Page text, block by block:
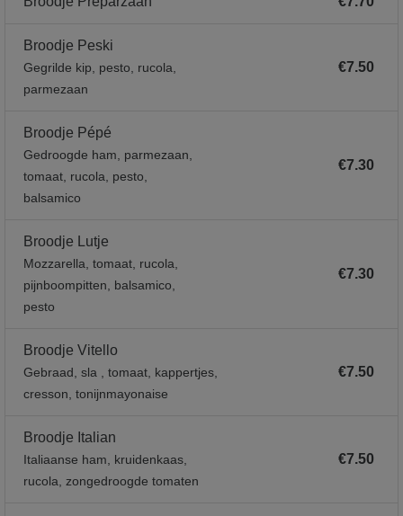
Broodje Peski
Gegrilde kip, pesto, rucola,
parmezaan
€7.50
Broodje Pépé
Gedroogde ham, parmezaan,
tomaat, rucola, pesto,
balsamico
€7.30
Broodje Lutje
Mozzarella, tomaat, rucola,
pijnboompitten, balsamico,
pesto
€7.30
Broodje Vitello
Gebraad, sla , tomaat, kappertjes,
cresson, tonijnmayonaise
€7.50
Broodje Italian
Italiaanse ham, kruidenkaas,
rucola, zongedroogde tomaten
€7.50